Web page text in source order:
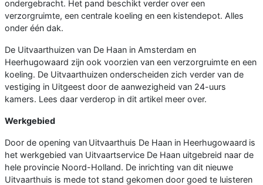
ondergebracht. Het pand beschikt verder over een
verzorgruimte, een centrale koeling en een kistendepot. Alles
onder één dak.
De Uitvaarthuizen van De Haan in Amsterdam en
Heerhugowaard zijn ook voorzien van een verzorgruimte en een
koeling. De Uitvaarthuizen onderscheiden zich verder van de
vestiging in Uitgeest door de aanwezigheid van 24-uurs
kamers. Lees daar verderop in dit artikel meer over.
Werkgebied
Door de opening van Uitvaarthuis De Haan in Heerhugowaard is
het werkgebied van Uitvaartservice De Haan uitgebreid naar de
hele provincie Noord-Holland. De inrichting van dit nieuwe
Uitvaarthuis is mede tot stand gekomen door goed te luisteren